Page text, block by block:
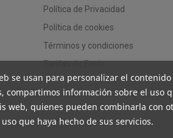
Política de Privacidad
Política de cookies
Términos y condiciones
Tarifas de Envío
se usan para personalizar el
compartimos información sobre el uso
web, quienes pueden combinarla con
que haya hecho de sus servicios.